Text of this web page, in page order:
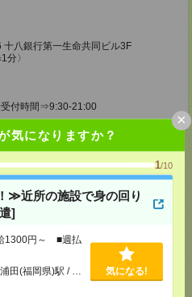
気になりますか？
1/10
≫近所の施設で身の回り
]
1300円～ ■週払
田(福岡県)駅 / … 気になる!
×
八銀行第一生命共同ビル3F
分〉
付時間⇒9:30-21:00
ページへ
なる！